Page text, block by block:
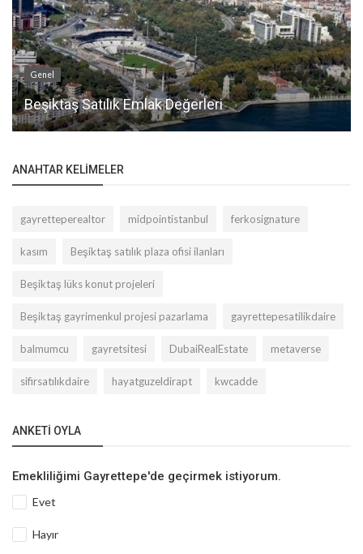
Genel
Beşiktaş Satılık Emlak Değerleri
ANAHTAR KELIMELER
gayretteperealtor midpointistanbul ferkosignature
kasım Beşiktaş satılık plaza ofisi ilanları
Beşiktaş lüks konut projeleri
Beşiktaş gayrimenkul projesi pazarlama gayrettepesatilikdaire
balmumcu gayretsitesi DubaiRealEstate metaverse
sifirsatılıkdaire hayatguzeldirapt kwcadde
ANKETI OYLA
Emekliliğimi Gayrettepe'de geçirmek istiyorum.
Evet
Hayır